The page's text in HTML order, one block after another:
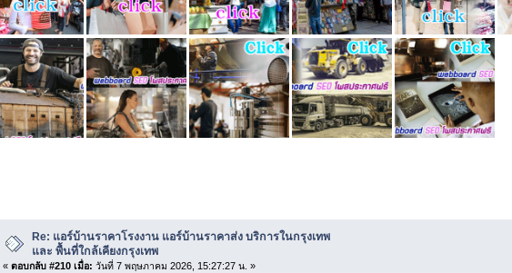
Re: แอร์บ้านราคาโรงงาน แอร์บ้านราคาส่ง บริการในกรุงเทพ
และ พื้นที่ใกล้เคียงกรุงเทพ
« ตอบกลับ #210 เมื่อ: วันที่ 7 พฤษภาคม 2026, 15:27:27 น. »